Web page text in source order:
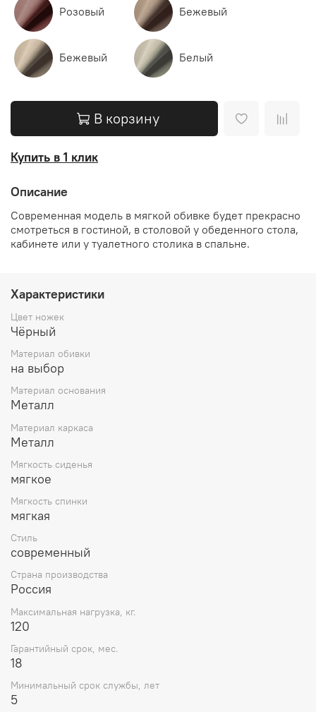
Розовый Бежевый
Бежевый Белый
В корзину
Купить в 1 клик
Описание
Современная модель в мягкой обивке будет прекрасно
смотреться в гостиной, в столовой у обеденного стола,
кабинете или у туалетного столика в спальне.
Характеристики
Цвет ножек
Чёрный
Материал обивки
на выбор
Материал основания
Металл
Материал каркаса
Металл
Мягкость сиденья
мягкое
Мягкость спинки
мягкая
Стиль
современный
Страна производства
Россия
Максимальная нагрузка, кг.
120
Гарантийный срок, мес.
18
Минимальный срок службы, лет
5